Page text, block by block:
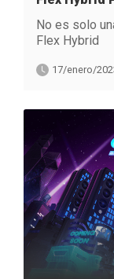
No es solo
Flex Hybrid
17/enero/